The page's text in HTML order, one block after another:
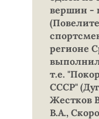
вершин -
регионе
т.е.
СССР"
Жестков
В.А.,